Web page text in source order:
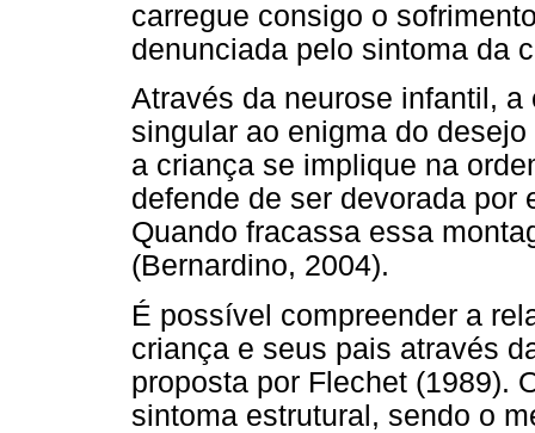
carregue consigo o
denunciada pelo sintoma da
Através da neurose infantil,
singular ao enigma do
a criança se implique na
defende de ser devorada por
Quando fracassa essa
(Bernardino, 2004).
É possível compreender a
criança e seus pais através
proposta por Flechet (1989).
sintoma estrutural, sendo o